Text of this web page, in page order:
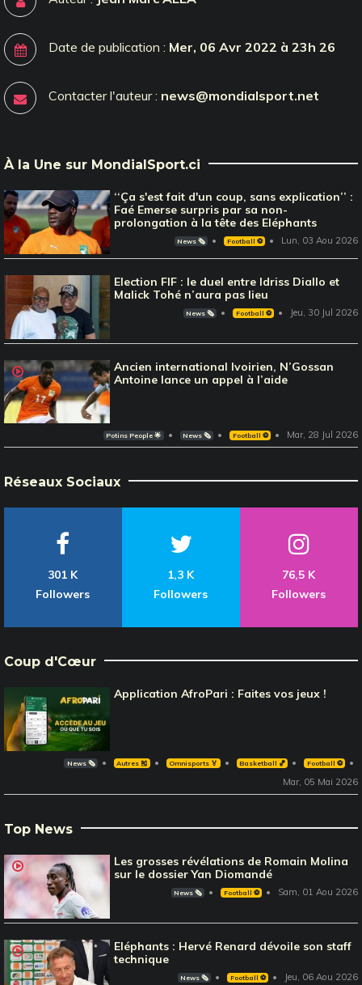
Date de publication : Mer, 06 Avr 2022 à 23h 26
Contacter l'auteur : news@mondialsport.net
À la Une sur MondialSport.ci
‘‘Ça s'est fait d'un coup, sans explication’’ :
Faé Emerse surpris par sa non-
prolongation à la tête des Eléphants
News 🗞️ Football ⚽️ Lun, 03 Aou 2026
Election FIF : le duel entre Idriss Diallo et
Malick Tohé n’aura pas lieu
News 🗞️ Football ⚽️ Jeu, 30 Jul 2026
Ancien international Ivoirien, N’Gossan
Antoine lance un appel à l’aide
Potins People 🌟 News 🗞️ Football ⚽️ Mar, 28 Jul 2026
Réseaux Sociaux
301 K
Followers
1,3 K
Followers
76,5 K
Followers
Coup d'Cœur
Application AfroPari : Faites vos jeux !
News 🗞️ Autres 🎽 Omnisports 🏅 Basketball 🏀 Football ⚽️
Mar, 05 Mai 2026
Top News
Les grosses révélations de Romain Molina
sur le dossier Yan Diomandé
News 🗞️ Football ⚽️ Sam, 01 Aou 2026
Eléphants : Hervé Renard dévoile son staff
technique
News 🗞️ Football ⚽️ Jeu, 06 Aou 2026